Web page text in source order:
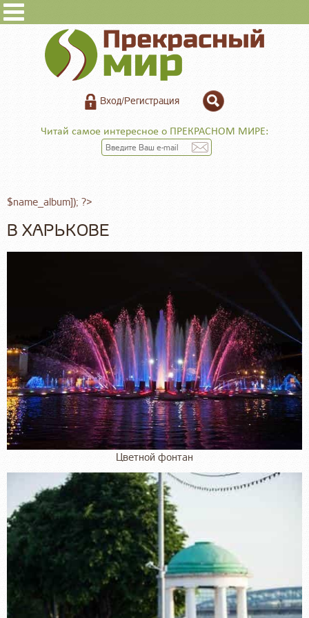
Вход/Регистрация
Читай самое интересное о ПРЕКРАСНОМ МИРЕ:
$name_album]); ?>
В ХАРЬКОВЕ
Цветной фонтан